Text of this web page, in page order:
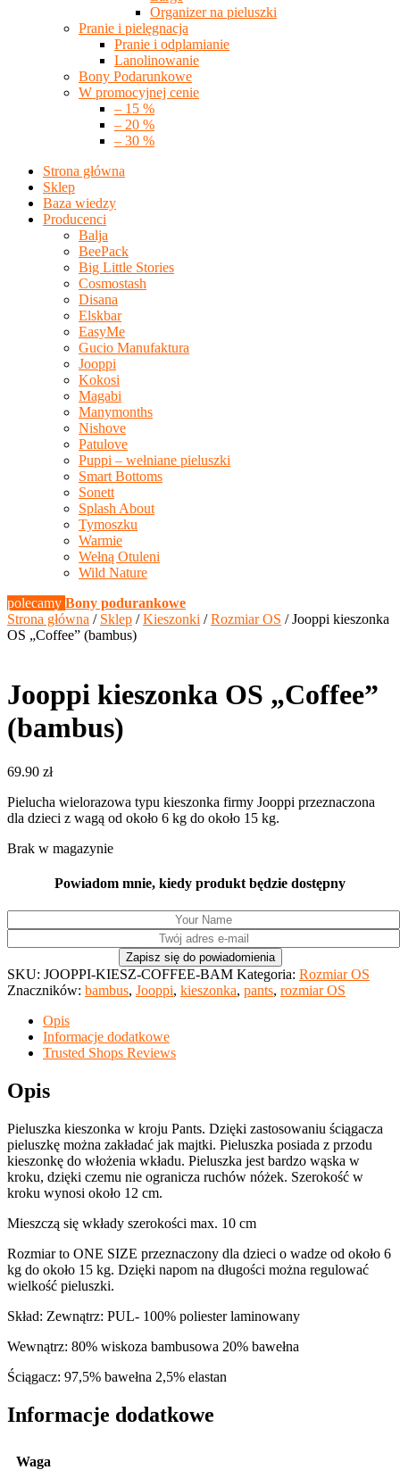
Organizer na pieluszki
Pranie i pielęgnacja
Pranie i odplamianie
Lanolinowanie
Bony Podarunkowe
W promocyjnej cenie
– 15 %
– 20 %
– 30 %
Strona główna
Sklep
Baza wiedzy
Producenci
Balja
BeePack
Big Little Stories
Cosmostash
Disana
Elskbar
EasyMe
Gucio Manufaktura
Jooppi
Kokosi
Magabi
Manymonths
Nishove
Patulove
Puppi – wełniane pieluszki
Smart Bottoms
Sonett
Splash About
Tymoszku
Warmie
Wełną Otuleni
Wild Nature
polecamy Bony podurankowe
Strona główna / Sklep /Kieszonki /Rozmiar OS / Jooppi kieszonka
OS „Coffee” (bambus)
Jooppi kieszonka OS „Coffee”
(bambus)
69.90 zł
Pielucha wielorazowa typu kieszonka firmy Jooppi przeznaczona
dla dzieci z wagą od około 6 kg do około 15 kg.
Brak w magazynie
Powiadom mnie, kiedy produkt będzie dostępny
SKU: JOOPPI-KIESZ-COFFEE-BAM Kategoria: Rozmiar OS
Znaczników: bambus, Jooppi, kieszonka, pants, rozmiar OS
Opis
Informacje dodatkowe
Trusted Shops Reviews
Opis
Pieluszka kieszonka w kroju Pants. Dzięki zastosowaniu ściągacza
pieluszkę można zakładać jak majtki. Pieluszka posiada z przodu
kieszonkę do włożenia wkładu. Pieluszka jest bardzo wąska w
kroku, dzięki czemu nie ogranicza ruchów nóżek. Szerokość w
kroku wynosi około 12 cm.
Mieszczą się wkłady szerokości max. 10 cm
Rozmiar to ONE SIZE przeznaczony dla dzieci o wadze od około 6
kg do około 15 kg. Dzięki napom na długości można regulować
wielkość pieluszki.
Skład: Zewnątrz: PUL- 100% poliester laminowany
Wewnątrz: 80% wiskoza bambusowa 20% bawełna
Ściągacz: 97,5% bawełna 2,5% elastan
Informacje dodatkowe
Waga